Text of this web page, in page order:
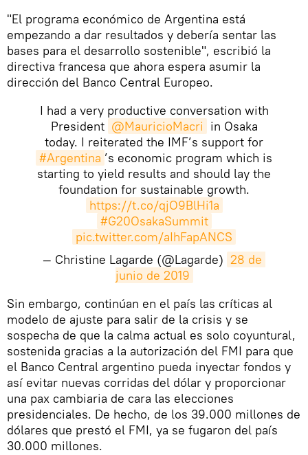
"El programa económico de Argentina está
empezando a dar resultados y debería sentar las
bases para el desarrollo sostenible", escribió la
directiva francesa que ahora espera asumir la
dirección del Banco Central Europeo.
I had a very productive conversation with
President @MauricioMacri in Osaka
today. I reiterated the IMF’s support for
#Argentina ’s economic program which is
starting to yield results and should lay the
foundation for sustainable growth.
https://t.co/qjO9BlHi1a
#G20OsakaSummit
pic.twitter.com/aIhFapANCS
— Christine Lagarde (@Lagarde) 28 de
junio de 2019
​Sin embargo, continúan en el país las críticas al
modelo de ajuste para salir de la crisis y se
sospecha de que la calma actual es solo coyuntural,
sostenida gracias a la autorización del FMI para que
el Banco Central argentino pueda inyectar fondos y
así evitar nuevas corridas del dólar y proporcionar
una pax cambiaria de cara las elecciones
presidenciales. De hecho, de los 39.000 millones de
dólares que prestó el FMI, ya se fugaron del país
30.000 millones.